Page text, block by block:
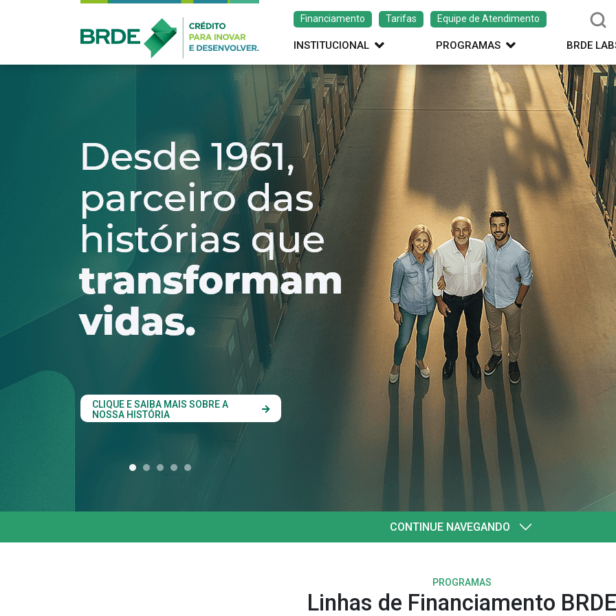
Financiamento Tarifas Equipe de Atendimento
INSTITUCIONAL PROGRAMAS BRDE
Estratégia de atuação
conjunta entre os quatro
estados do Codesul
CLIQUE AQUI
CONTINUE NAVEGANDO
PROGRAMAS
Linhas de Financiamento BRDE